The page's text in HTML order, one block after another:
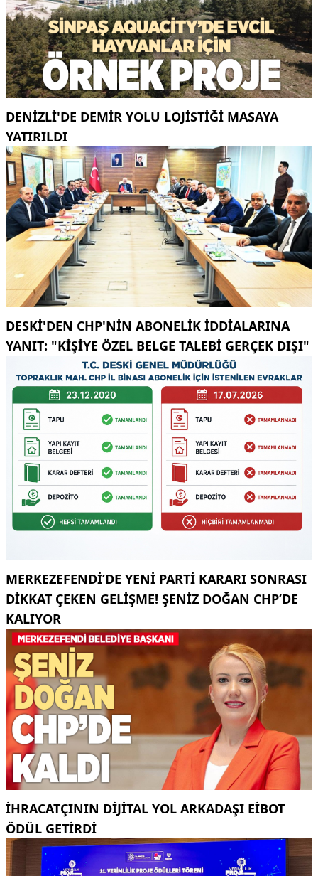
DENİZLİ'DE DEMİR YOLU LOJİSTİĞİ MASAYA
YATIRILDI
DESKİ'DEN CHP'NIN ABONELIK IDDIALARINA
YANIT: "KIŞIYE ÖZEL BELGE TALEBI GERÇEK DIŞI"
MERKEZEFENDI’DE YENI PARTI KARARI SONRASI
DIKKAT ÇEKEN GELIŞME! ŞENIZ DOĞAN CHP’DE
KALIYOR
İHRACATÇININ DIJITAL YOL ARKADAŞI EIBOT
ÖDÜL GETIRDI